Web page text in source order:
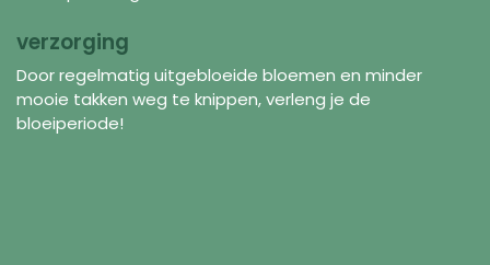
verzorging
Door regelmatig uitgebloeide bloemen en minder
mooie takken weg te knippen, verleng je de
bloeiperiode!